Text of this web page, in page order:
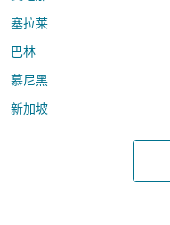
塞拉莱
巴林
慕尼黑
新加坡